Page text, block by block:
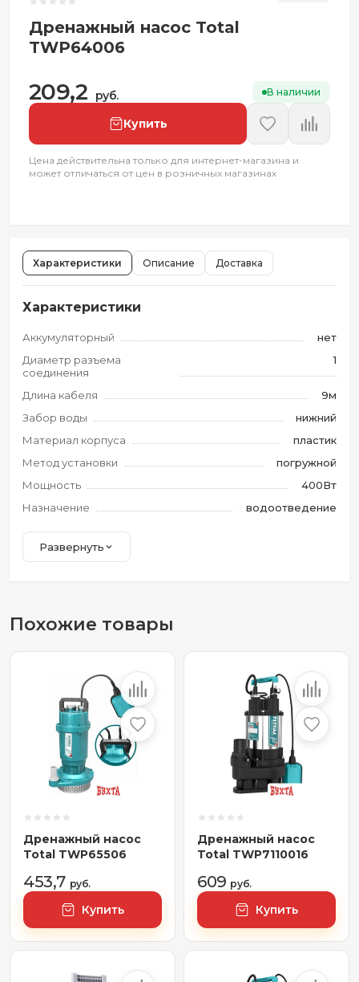
Дренажный насос Total
TWP64006
209,2 руб. В наличии
Купить
Цена действительна только для интернет-магазина и
может отличаться от цен в розничных магазинах
Характеристики Описание Доставка
Характеристики
Аккумуляторный
нет
Диаметр разъема
соединения
1
Длина кабеля
9м
Забор воды
нижний
Материал корпуса
пластик
Метод установки
погружной
Мощность
400Вт
Назначение
водоотведение
Развернуть
Похожие товары
Дренажный насос
Total TWP65506
453,7 руб.
Купить
Дренажный насос
Total TWP7110016
609 руб.
Купить